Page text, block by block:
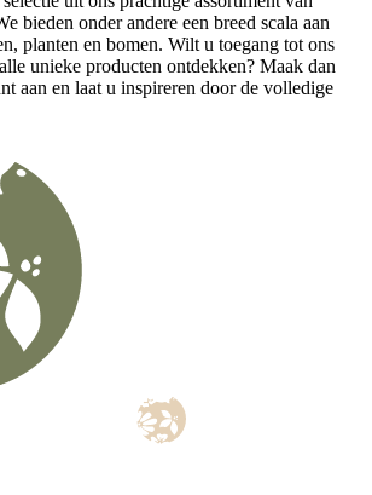
bieden onder andere een breed scala aan
planten en bomen. Wilt u toegang tot ons
unieke producten ontdekken? Maak dan
aan en laat u inspireren door de volledige